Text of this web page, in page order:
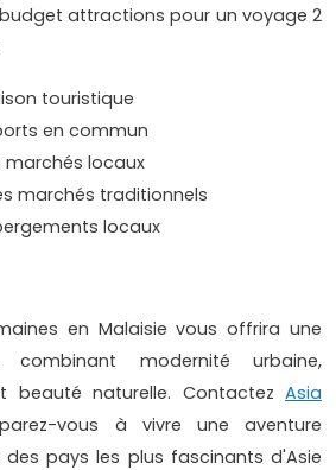
attractions pour un voyage 2
touristique
en commun
marchés locaux
marchés traditionnels
locaux
en Malaisie vous offrira une
combinant modernité urbaine,
beauté naturelle. Contactez Asia
vous à vivre une aventure
pays les plus fascinants d'Asie